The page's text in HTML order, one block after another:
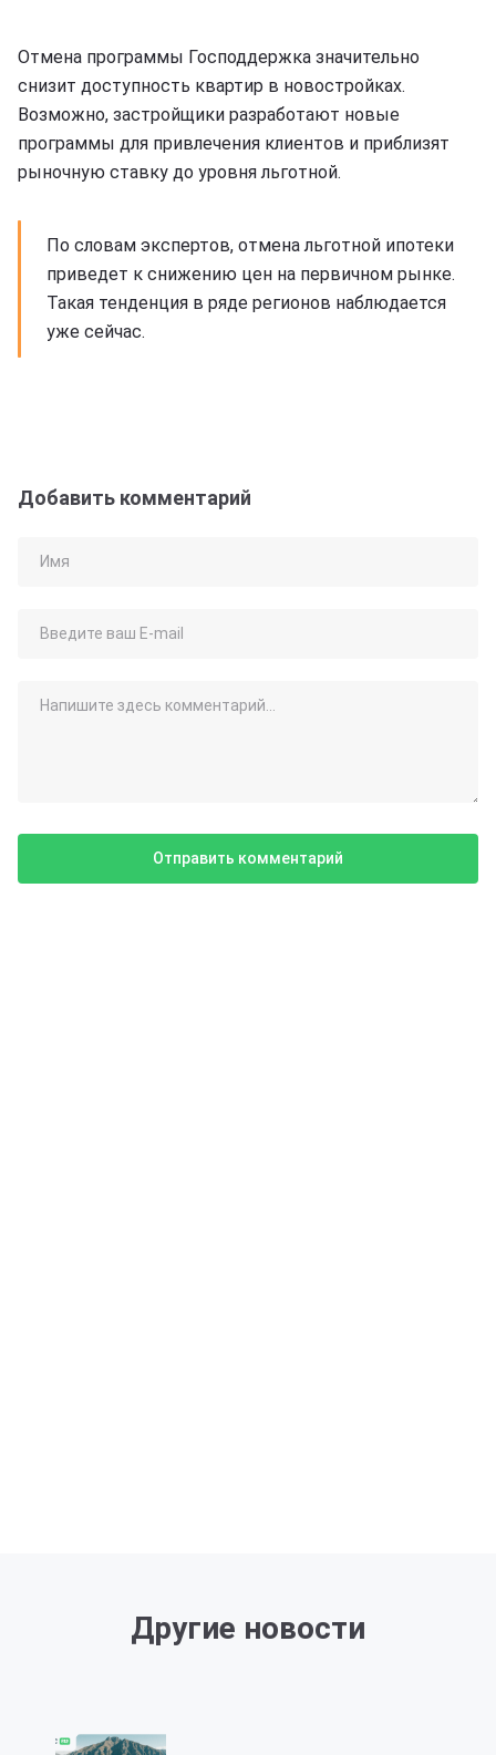
Отмена программы Господдержка значительно
снизит доступность квартир в новостройках.
Возможно, застройщики разработают новые
программы для привлечения клиентов и приблизят
рыночную ставку до уровня льготной.
По словам экспертов, отмена льготной ипотеки
приведет к снижению цен на первичном рынке.
Такая тенденция в ряде регионов наблюдается
уже сейчас.
Добавить комментарий
Другие новости